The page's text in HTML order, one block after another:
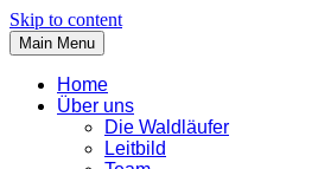
Skip to content
Main Menu
Home
Über uns
Die Waldläufer
Leitbild